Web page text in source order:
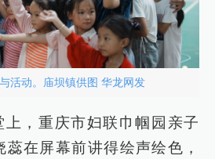
活动。庙坝镇供图 华龙网发
上，重庆市妇联巾帼园亲子
在屏幕前讲得绘声绘色，